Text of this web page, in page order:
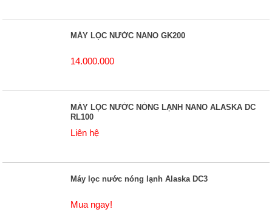
MÁY LỌC NƯỚC NANO GK200
14.000.000
MÁY LỌC NƯỚC NÓNG LẠNH NANO ALASKA DC
RL100
Liên hệ
Máy lọc nước nóng lạnh Alaska DC3
Mua ngay!